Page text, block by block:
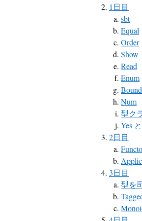
1日目
sbt
Equal
Order
Show
Read
Enum
Num
型ク
Yes
2日目
3日目
型を